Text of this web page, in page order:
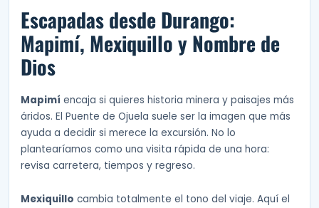
Escapadas desde Durango:
Mapimí, Mexiquillo y Nombre de
Dios
Mapimí encaja si quieres historia minera y paisajes más
áridos. El Puente de Ojuela suele ser la imagen que más
ayuda a decidir si merece la excursión. No lo
plantearíamos como una visita rápida de una hora:
revisa carretera, tiempos y regreso.
Mexiquillo cambia totalmente el tono del viaje. Aquí el